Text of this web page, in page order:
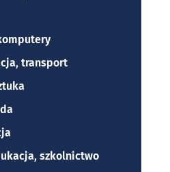
transport
szkolnictwo